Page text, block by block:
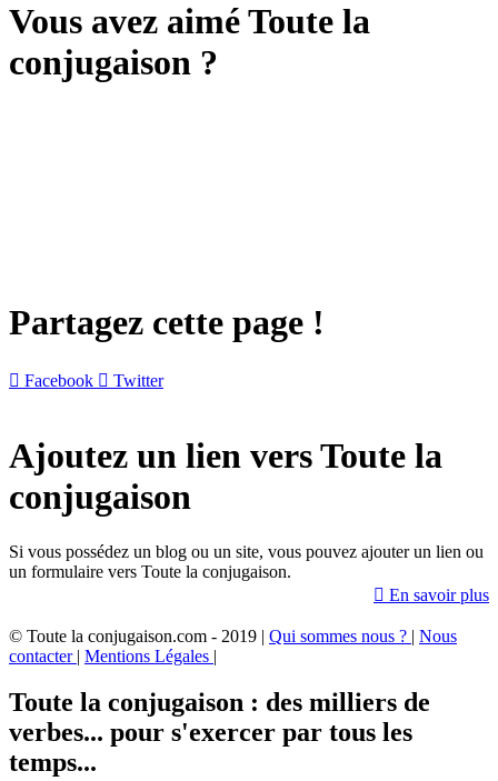
Vous avez aimé Toute la
conjugaison ?
Partagez cette page !
 Facebook  Twitter
Ajoutez un lien vers Toute la
conjugaison
Si vous possédez un blog ou un site, vous pouvez ajouter un lien ou
un formulaire vers Toute la conjugaison.
 En savoir plus
© Toute la conjugaison.com - 2019 | Qui sommes nous ? | Nous
contacter | Mentions Légales |
Toute la conjugaison : des milliers de
verbes... pour s'exercer par tous les
temps...